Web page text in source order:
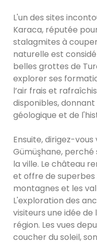
L'un des sites
Karaca, réputée
stalagmites à
naturelle est
belles grottes de
explorer ses
l’air frais et
disponibles,
géologique et de
Ensuite, dirigez-
Gümüşhane,
la ville. Le château
et offre de superbes
montagnes et les
L'exploration des
visiteurs une idée
région. Les vues
coucher du soleil,